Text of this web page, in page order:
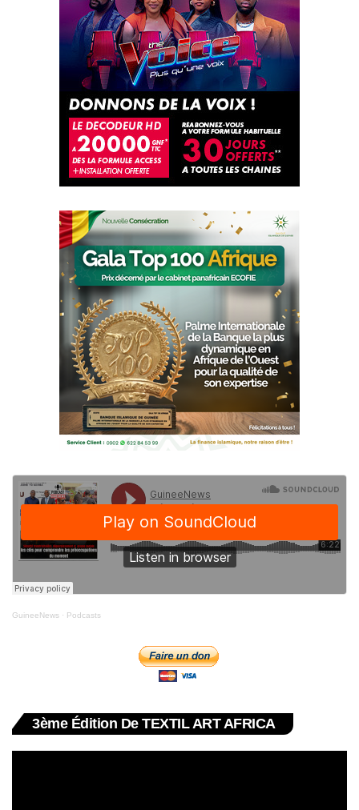
GuineeNews · Podcasts
3ème Édition De TEXTIL ART AFRICA